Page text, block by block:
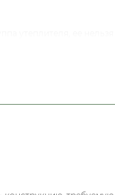
мембранами,
L-2385х1185х50
LOGICPIR PROF